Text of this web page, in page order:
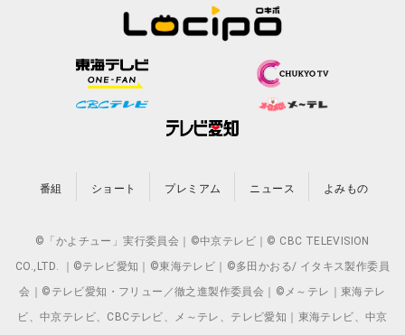
番組 ショート プレミアム ニュース よみもの
©「かよチュー」実行委員会｜©中京テレビ｜© CBC TELEVISION
CO.,LTD. ｜©テレビ愛知｜©東海テレビ｜©多田かおる/ イタキス製作委員
会｜©テレビ愛知・フリュー／徹之進製作委員会｜©メ～テレ｜東海テレ
ビ、中京テレビ、CBCテレビ、メ～テレ、テレビ愛知｜東海テレビ、中京